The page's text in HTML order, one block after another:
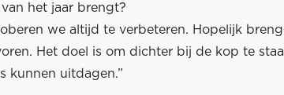
het jaar brengt?
we altijd te verbeteren. Hopelijk
Het doel is om dichter bij de kop te
kunnen uitdagen.”